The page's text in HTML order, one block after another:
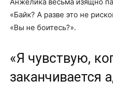
«Байк? А разве это не
«Вы не боитесь?».
«Я чувствую,
заканчивается